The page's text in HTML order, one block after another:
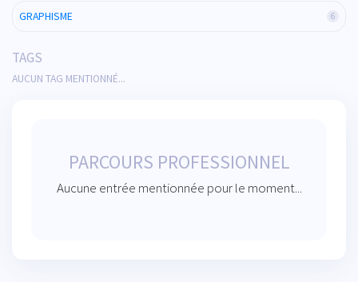
GRAPHISME 6
TAGS
AUCUN TAG MENTIONNÉ...
PARCOURS PROFESSIONNEL
Aucune entrée mentionnée pour le moment...